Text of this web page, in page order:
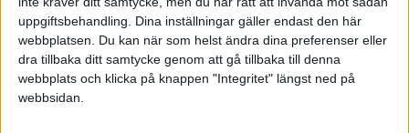
uppgiftsbehandling. Dina inställningar gäller endast den här
webbplatsen. Du kan när som helst ändra dina preferenser eller
dra tillbaka ditt samtycke genom att gå tillbaka till denna
webbplats och klicka på knappen "Integritet" längst ned på
webbsidan.
samtal.
Här är länken till ett tidigare avsnitt om destruktivt
ledarskap som vi nämner i det här avsnittet.